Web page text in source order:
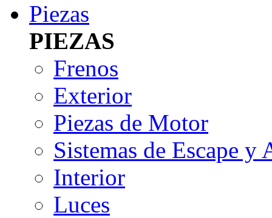
Piezas
PIEZAS
Frenos
Exterior
Piezas de Motor
Sistemas de Escape y
Interior
Luces